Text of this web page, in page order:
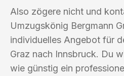
Also zögere nicht und
Umzugskönig Bergmann
individuelles Angebot für
Graz nach Innsbruck. Du
wie günstig ein